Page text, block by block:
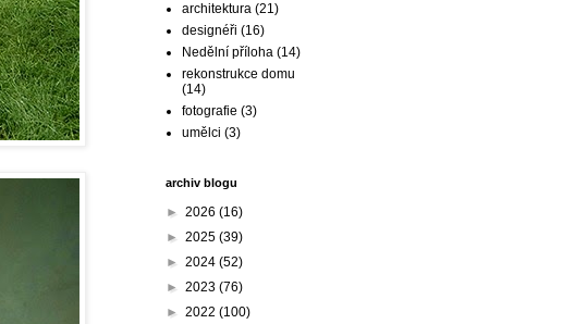
architektura (21)
designéři (16)
Nedělní příloha (14)
rekonstrukce domu
(14)
fotografie (3)
umělci (3)
archiv blogu
► 2026 (16)
► 2025 (39)
► 2024 (52)
► 2023 (76)
► 2022 (100)